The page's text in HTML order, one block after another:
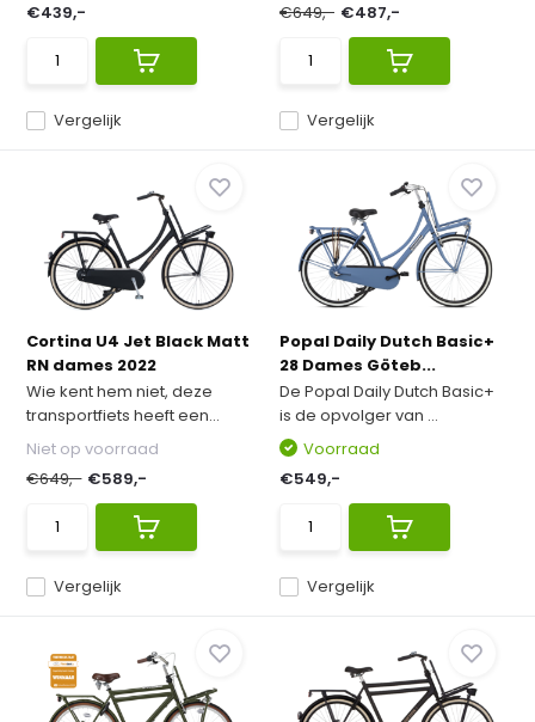
Vergelijk
€439,-
Vergelijk
€649,- €487,-
Cortina U4 Jet Black Matt
RN dames 2022
Wie kent hem niet, deze
transportfiets heeft een...
Vergelijk
Niet op voorraad
€649,- €589,-
Popal Daily Dutch Basic+
28 Dames Göteb...
De Popal Daily Dutch Basic+
is de opvolger van ...
Vergelijk
Voorraad
€549,-